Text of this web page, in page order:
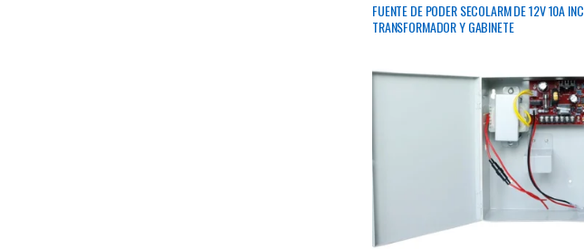
FUENTE DE PODER SECOLARM DE 12V 10A INC
TRANSFORMADOR Y GABINETE